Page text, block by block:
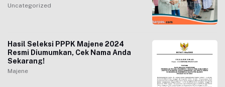
Uncategorized
Hasil Seleksi PPPK Majene 2024
Resmi Diumumkan, Cek Nama Anda
Sekarang!
Majene